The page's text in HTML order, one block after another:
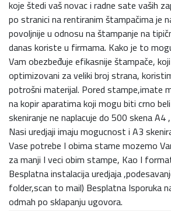
koje štedi vaš novac i radne sate vaših
po stranici na rentiranim štampačima je
povoljnije u odnosu na štampanje na
danas koriste u firmama. Kako je to
Vam obezbeđuje efikasnije štampače,
optimizovani za veliki broj strana,
potrošni materijal. Pored stampe,imate
na kopir aparatima koji mogu biti crno
skeniranje ne naplacuje do 500 skena A4
Nasi uredjaji imaju mogucnost i A3
Vase potrebe I obima stame mozemo
za manji I veci obim stampe, Kao I
Besplatna instalacija uredjaja
folder,scan to mail) Besplatna Isporuka
odmah po sklapanju ugovora.